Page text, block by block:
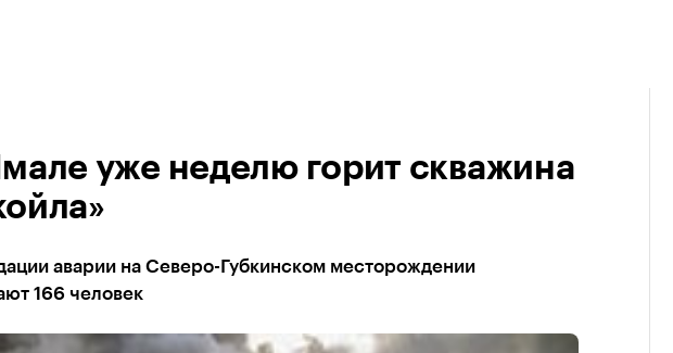
уже неделю горит скважина
аварии на Северо-Губкинском месторождении
166 человек